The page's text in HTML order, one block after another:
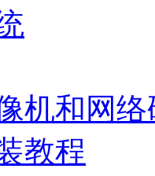
机和网
教程